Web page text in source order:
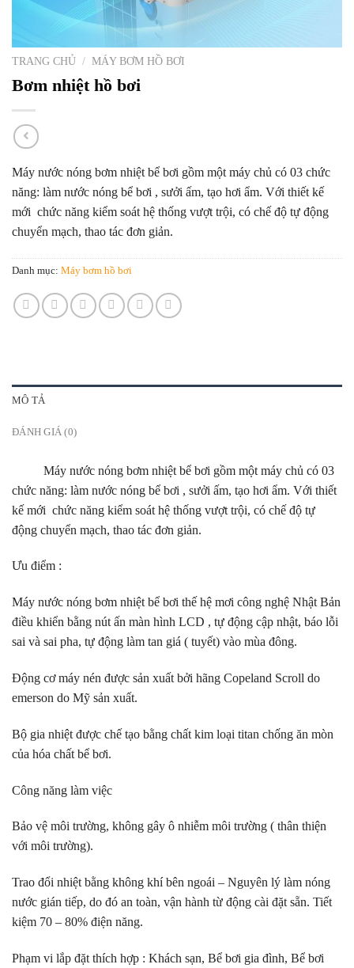
TRANG CHỦ / MÁY BƠM HỒ BƠI
Bơm nhiệt hồ bơi
Máy nước nóng bơm nhiệt bể bơi gồm một máy chủ có 03 chức
năng: làm nước nóng bể bơi , sưởi ấm, tạo hơi ẩm. Với thiết kế
mới chức năng kiểm soát hệ thống vượt trội, có chế độ tự động
chuyển mạch, thao tác đơn giản.
Danh mục: Máy bơm hồ bơi
MÔ TẢ
ĐÁNH GIÁ (0)
Máy nước nóng bơm nhiệt bể bơi gồm một máy chủ có 03
chức năng: làm nước nóng bể bơi , sưởi ấm, tạo hơi ẩm. Với thiết
kế mới chức năng kiểm soát hệ thống vượt trội, có chế độ tự
động chuyển mạch, thao tác đơn giản.
Ưu điểm :
Máy nước nóng bơm nhiệt bể bơi thế hệ mơi công nghệ Nhật Bản
điều khiển bằng nút ấn màn hình LCD , tự động cập nhật, báo lỗi
sai và sai pha, tự động làm tan giá ( tuyết) vào mùa đông.
Động cơ máy nén được sản xuất bởi hãng Copeland Scroll do
emerson do Mỹ sản xuất.
Bộ gia nhiệt được chế tạo bằng chất kim loại titan chống ăn mòn
của hóa chất bể bơi.
Công năng làm việc
Bảo vệ môi trường, không gây ô nhiễm môi trường ( thân thiện
với môi trường).
Trao đổi nhiệt bằng không khí bên ngoái – Nguyên lý làm nóng
nước gián tiếp, do đó an toàn, vận hành từ động cài đặt sẵn. Tiết
kiệm 70 – 80% điện năng.
Phạm vi lắp đặt thích hợp : Khách sạn, Bể bơi gia đình, Bể bơi